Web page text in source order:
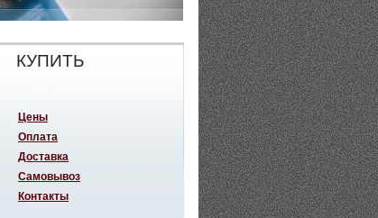
КУПИТЬ
Цены
Оплата
Доставка
Самовывоз
Контакты